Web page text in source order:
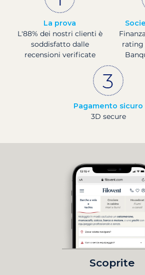
La prova
L'88% dei nostri clienti è
soddisfatto dalle
recensioni verificate
rating
Pagamento sicuro
3D secure
Scoprite